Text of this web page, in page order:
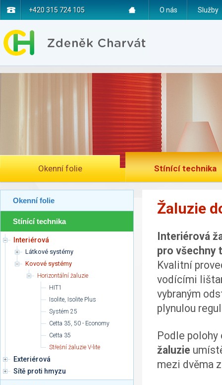
O nás Služby
+420 315 724 105
Okenní folie Stínící technika
Okenní folie
Stínící technika
Interiérová
Látkové systémy
Kovové systémy
Horizontální žaluzie
HIT1
Isolite, Isolite Plus
Systém 25
Cetta 35, 50 - Economy
Cetta 35
Střešní žaluzie V-lite
Exteriérová
Sítě proti hmyzu
Žaluzie
Interiérová
pro všechny
Kvalitní
vodícími
vybraným
plynulou
Podle polohy
žaluzie
mezi dvěma